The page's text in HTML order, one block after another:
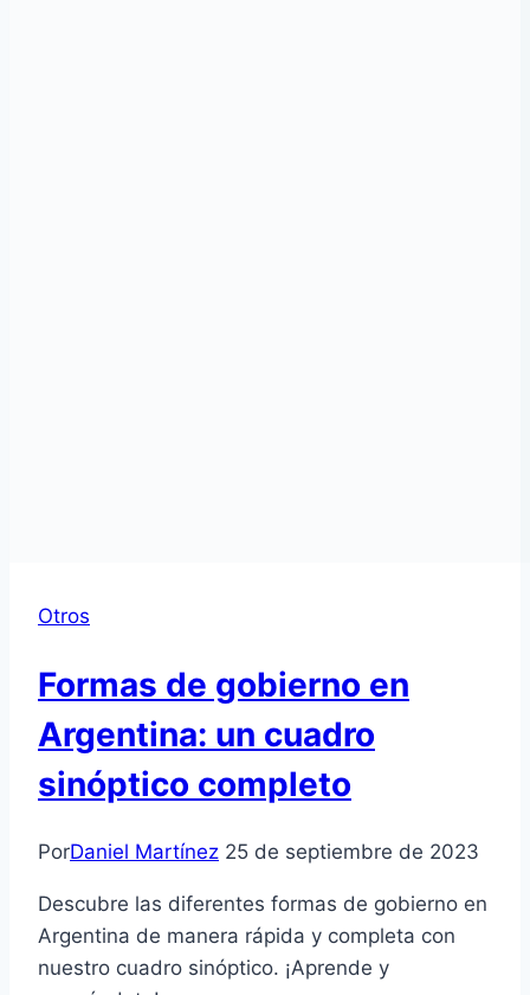
Otros
Formas de gobierno en
Argentina: un cuadro
sinóptico completo
PorDaniel Martínez 25 de septiembre de 2023
Descubre las diferentes formas de gobierno en
Argentina de manera rápida y completa con
nuestro cuadro sinóptico. ¡Aprende y